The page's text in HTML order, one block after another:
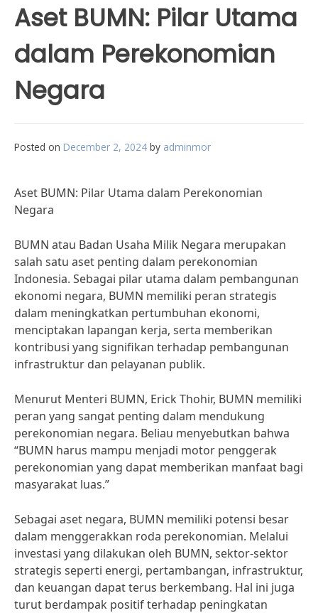
Aset BUMN: Pilar Utama
dalam Perekonomian
Negara
Posted on December 2, 2024 by adminmor
Aset BUMN: Pilar Utama dalam Perekonomian
Negara
BUMN atau Badan Usaha Milik Negara merupakan
salah satu aset penting dalam perekonomian
Indonesia. Sebagai pilar utama dalam pembangunan
ekonomi negara, BUMN memiliki peran strategis
dalam meningkatkan pertumbuhan ekonomi,
menciptakan lapangan kerja, serta memberikan
kontribusi yang signifikan terhadap pembangunan
infrastruktur dan pelayanan publik.
Menurut Menteri BUMN, Erick Thohir, BUMN memiliki
peran yang sangat penting dalam mendukung
perekonomian negara. Beliau menyebutkan bahwa
“BUMN harus mampu menjadi motor penggerak
perekonomian yang dapat memberikan manfaat bagi
masyarakat luas.”
Sebagai aset negara, BUMN memiliki potensi besar
dalam menggerakkan roda perekonomian. Melalui
investasi yang dilakukan oleh BUMN, sektor-sektor
strategis seperti energi, pertambangan, infrastruktur,
dan keuangan dapat terus berkembang. Hal ini juga
turut berdampak positif terhadap peningkatan